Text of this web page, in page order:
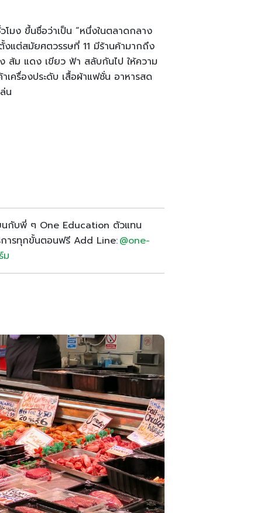
มง ขึ้นชื่อว่าเป็น “หนึ่งในตลาดกลาง
งแต่สมัยศตวรรษที่ 11 มีร้านค้ามากถึง
ส้ม แดง เขียว ฟ้า สลับกันไป ให้ความ
เครื่องประดับ เสื้อผ้าแฟชั่น อาหารสด
น
นกับพี่ ๆ One Education ตัวแทน
การทุกขั้นตอนฟรี Add Line:@one-
ม